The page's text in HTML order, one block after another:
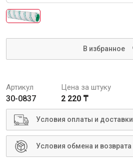
В избранное
Артикул
30-0837
Цена за штуку
2 220 ₸
Условия оплаты и доставки
Условия обмена и возврата
Лакокрасочные материалы
Клеи, жидкие гвозди
Ещё 5